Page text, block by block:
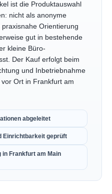
ist die Produktauswahl
nicht als anonyme
Orientierung
gut in bestehende
kleine Büro-
Der Kauf erfolgt beim
und Inbetriebnahme
Ort in Frankfurt am
abgeleitet
Einrichtbarkeit geprüft
Frankfurt am Main